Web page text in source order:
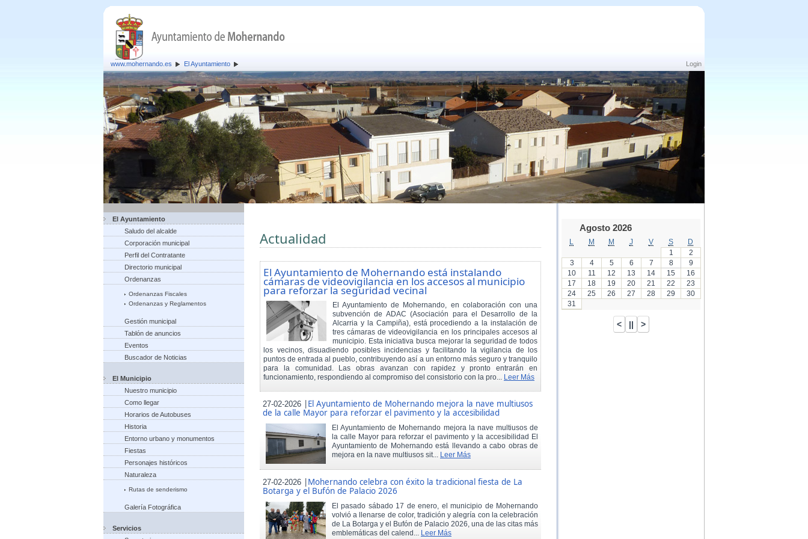
Login
www.mohernando.es El Ayuntamiento
El Ayuntamiento
Saludo del alcalde
Corporación municipal
Perfil del Contratante
Directorio municipal
Ordenanzas
Ordenanzas Fiscales
Ordenanzas y Reglamentos
Gestión municipal
Tablón de anuncios
Eventos
Buscador de Noticias
El Municipio
Nuestro municipio
Como llegar
Horarios de Autobuses
Historia
Entorno urbano y monumentos
Fiestas
Personajes históricos
Naturaleza
Rutas de senderismo
Galería Fotográfica
Servicios
Actualidad
El Ayuntamiento de Mohernando está instalando
cámaras de videovigilancia en los accesos al municipio
para reforzar la seguridad vecinal
El Ayuntamiento de Mohernando, en colaboración con una
subvención de ADAC (Asociación para el Desarrollo de la
Alcarria y la Campiña), está procediendo a la instalación de
tres cámaras de videovigilancia en los principales accesos al
municipio. Esta iniciativa busca mejorar la seguridad de todos
los vecinos, disuadiendo posibles incidencias y facilitando la vigilancia de los
puntos de entrada al pueblo, contribuyendo así a un entorno más seguro y tranquilo
para la comunidad. Las obras avanzan con rapidez y pronto entrarán en
funcionamiento, respondiendo al compromiso del consistorio con la pro... Leer Más
27-02-2026 |El Ayuntamiento de Mohernando mejora la nave multiusos
de la calle Mayor para reforzar el pavimento y la accesibilidad
El Ayuntamiento de Mohernando mejora la nave multiusos de
la calle Mayor para reforzar el pavimento y la accesibilidad El
Ayuntamiento de Mohernando está llevando a cabo obras de
mejora en la nave multiusos sit... Leer Más
27-02-2026 |Mohernando celebra con éxito la tradicional fiesta de La
Botarga y el Bufón de Palacio 2026
El pasado sábado 17 de enero, el municipio de Mohernando
volvió a llenarse de color, tradición y alegría con la celebración
de La Botarga y el Bufón de Palacio 2026, una de las citas más
emblemáticas del calend... Leer Más
Agosto 2026
M M J V S
D
1
2
3
4 5 6 7 8
9
10
11 12 13 14 15
16
17
18 19 20 21 22
23
24
25 26 27 28 29
30
31